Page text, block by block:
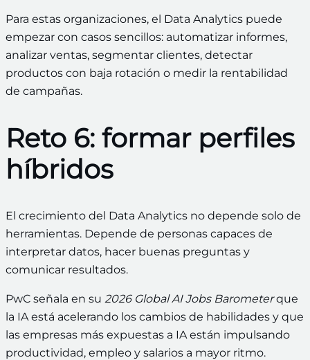
Para estas organizaciones, el Data Analytics puede
empezar con casos sencillos: automatizar informes,
analizar ventas, segmentar clientes, detectar
productos con baja rotación o medir la rentabilidad
de campañas.
Reto 6: formar perfiles
híbridos
El crecimiento del Data Analytics no depende solo de
herramientas. Depende de personas capaces de
interpretar datos, hacer buenas preguntas y
comunicar resultados.
PwC señala en su 2026 Global AI Jobs Barometerque
la IA está acelerando los cambios de habilidades y que
las empresas más expuestas a IA están impulsando
productividad, empleo y salarios a mayor ritmo.